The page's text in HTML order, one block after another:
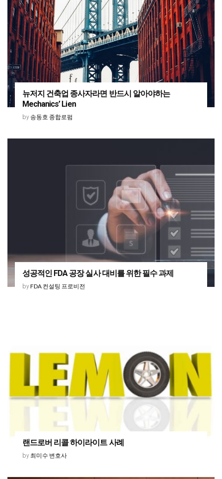
뉴저지 건축업 종사자라면 반드시 알아야하는
Mechanics’ Lien
by 송동호 종합로펌
성공적인 FDA 공장 실사 대비를 위한 필수 과제
byFDA 컨설팅 프로비전
랜드로버 리콜 하이라이트 사례
by 최미수 변호사